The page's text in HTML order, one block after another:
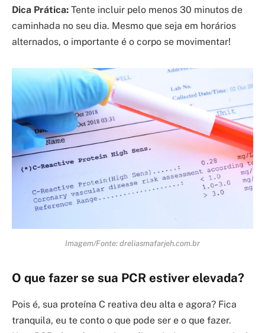
Dica Prática: Tente incluir pelo menos 30 minutos de
caminhada no seu dia. Mesmo que seja em horários
alternados, o importante é o corpo se movimentar!
Imagem/Fonte: dreliasmafarjeh.com.br
O que fazer se sua PCR estiver elevada?
Pois é, sua proteína C reativa deu alta e agora? Fica
tranquila, eu te conto o que pode ser e o que fazer.